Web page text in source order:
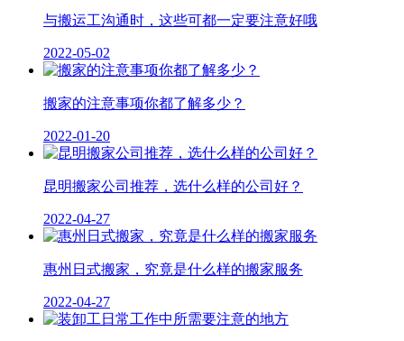
与搬运工沟通时，这些可都一定要注意好哦
2022-05-02
搬家的注意事项你都了解多少？
2022-01-20
昆明搬家公司推荐，选什么样的公司好？
2022-04-27
惠州日式搬家，究竟是什么样的搬家服务
2022-04-27